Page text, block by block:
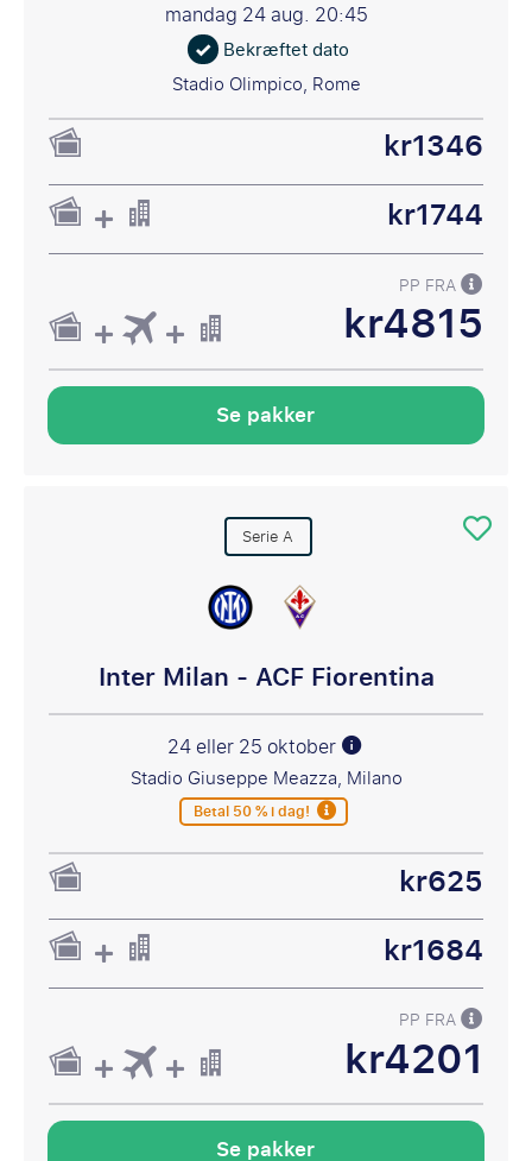
mandag 24 aug. 20:45
Bekræftet dato
Stadio Olimpico, Rome
kr1346
kr1744
PP FRA
kr4815
Se pakker
Serie A
Inter Milan - ACF Fiorentina
24 eller 25 oktober
Stadio Giuseppe Meazza, Milano
Betal 50 % i dag!
kr625
kr1684
PP FRA
kr4201
Se pakker